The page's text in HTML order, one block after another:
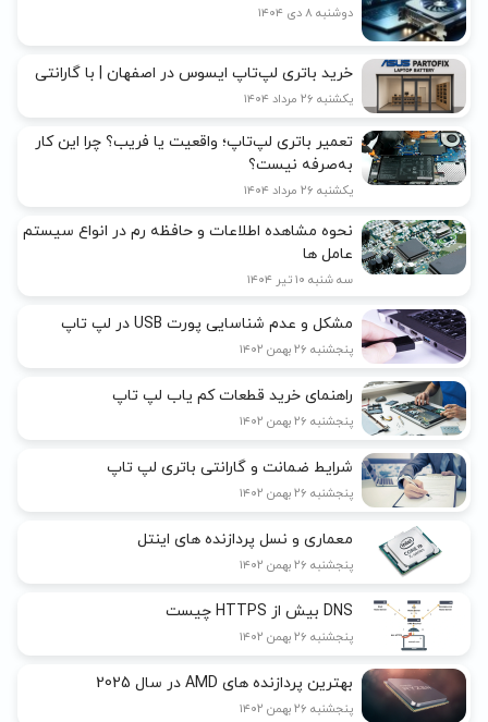
دوشنبه ۸ دی ۱۴۰۴
خرید باتری لپ‌تاپ ایسوس در اصفهان | با گارانتی
یکشنبه ۲۶ مرداد ۱۴۰۴
تعمیر باتری لپ‌تاپ؛ واقعیت یا فریب؟ چرا این کار
به‌صرفه نیست؟
یکشنبه ۲۶ مرداد ۱۴۰۴
نحوه مشاهده اطلاعات و حافظه رم در انواع سیستم
عامل ها
سه شنبه ۱۰ تیر ۱۴۰۴
مشکل و عدم شناسایی پورت USB در لپ تاپ
پنجشنبه ۲۶ بهمن ۱۴۰۲
راهنمای خرید قطعات کم یاب لپ تاپ
پنجشنبه ۲۶ بهمن ۱۴۰۲
شرایط ضمانت و گارانتی باتری لپ تاپ
پنجشنبه ۲۶ بهمن ۱۴۰۲
معماری و نسل پردازنده های اینتل
پنجشنبه ۲۶ بهمن ۱۴۰۲
DNS بیش از HTTPS چیست
پنجشنبه ۲۶ بهمن ۱۴۰۲
بهترین پردازنده های AMD در سال 2025
پنجشنبه ۲۶ بهمن ۱۴۰۲